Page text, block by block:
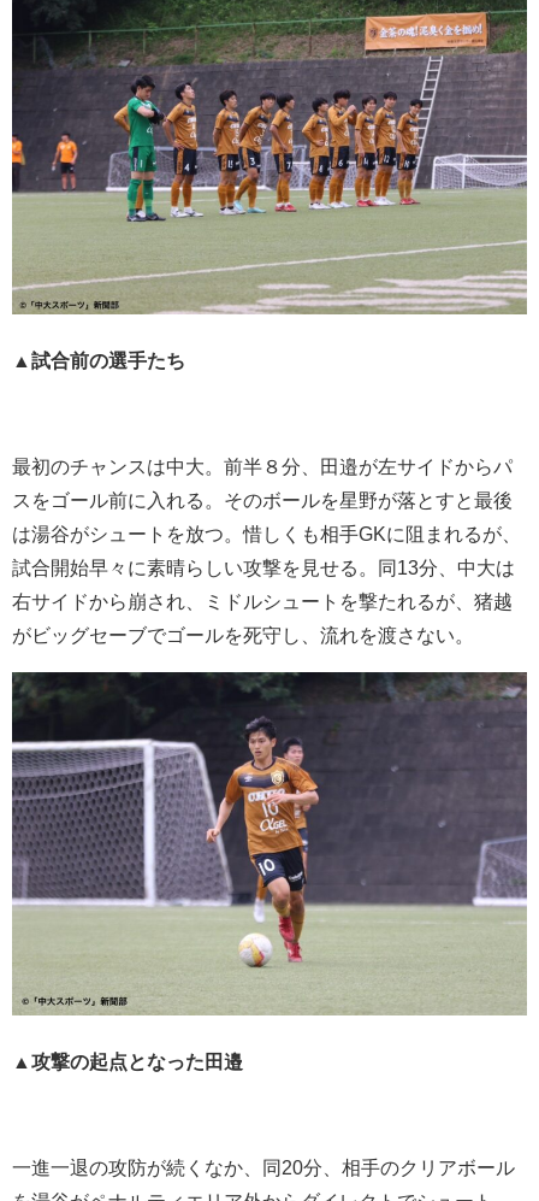
▲試合前の選手たち
最初のチャンスは中大。前半８分、田邉が左サイドからパ
スをゴール前に入れる。そのボールを星野が落とすと最後
は湯谷がシュートを放つ。惜しくも相手GKに阻まれるが、
試合開始早々に素晴らしい攻撃を見せる。同13分、中大は
右サイドから崩され、ミドルシュートを撃たれるが、猪越
がビッグセーブでゴールを死守し、流れを渡さない。
▲攻撃の起点となった田邉
一進一退の攻防が続くなか、同20分、相手のクリアボール